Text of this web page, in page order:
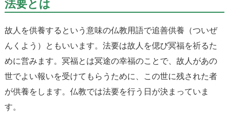
法要とは
故人を供養するという意味の仏教用語で追善供養（ついぜ
んくよう）ともいいます。法要は故人を偲び冥福を祈るた
めに営みます。冥福とは冥途の幸福のことで、故人があの
世でよい報いを受けてもらうために、この世に残された者
が供養をします。仏教では法要を行う日が決まっていま
す。